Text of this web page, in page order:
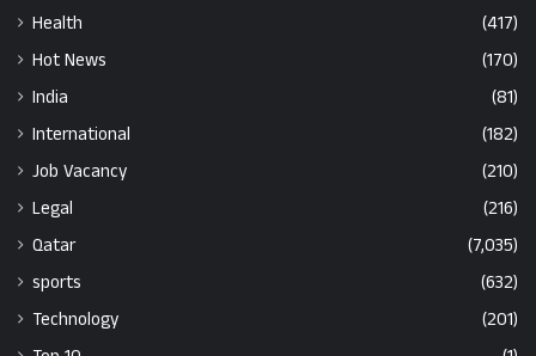
Health
(417)
Hot News
(170)
India
(81)
International
(182)
Job Vacancy
(210)
Legal
(216)
Qatar
(7,035)
sports
(632)
Technology
(201)